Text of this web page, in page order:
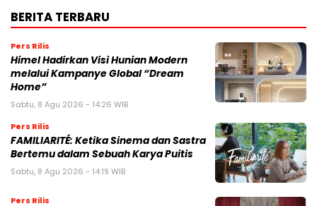
BERITA TERBARU
Pers Rilis
Himel Hadirkan Visi Hunian Modern
melalui Kampanye Global “Dream
Home”
Sabtu, 8 Agu 2026 - 14:26 WIB
Pers Rilis
FAMILIARITÉ: Ketika Sinema dan Sastra
Bertemu dalam Sebuah Karya Puitis
Sabtu, 8 Agu 2026 - 14:19 WIB
Pers Rilis